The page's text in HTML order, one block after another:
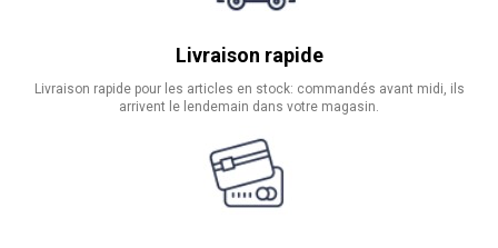
Livraison rapide
Livraison rapide pour les articles en stock: commandés avant midi, ils
arrivent le lendemain dans votre magasin.